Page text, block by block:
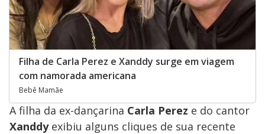
Filha de Carla Perez e Xanddy surge em viagem
com namorada americana
Bebê Mamãe
A filha da ex-dançarina Carla Perez e do cantor
Xanddyexibiu alguns cliques de sua recente